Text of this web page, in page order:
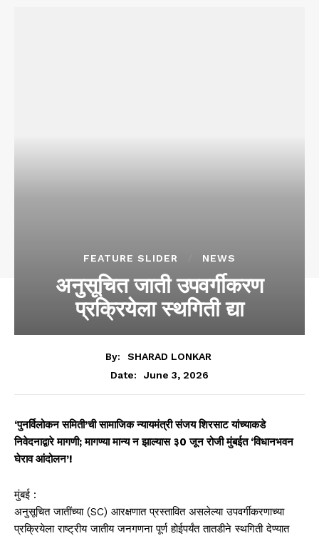
FEATURE SLIDER NEWS
अनुसूचित जाती उपवर्गीकरण
प्रक्रियेला स्थगिती द्या
By:
SHARAD LONKAR
Date:
June 3, 2026
‘पुनर्विलोकन समिती’ची सामाजिक न्यायमंत्री संजय शिरसाट यांच्याकडे
निवेदनाद्वारे मागणी; मागण्या मान्य न झाल्यास ३0 जून रोजी मुंबईत ‘विधानभवन
घेराव आंदोलन’!
मुंबई :
अनुसूचित जातींच्या (SC) आरक्षणात प्रस्तावित असलेल्या उपवर्गीकरणाच्या
प्रक्रियेला राष्ट्रीय जातीय जनगणना पूर्ण होईपर्यंत तातडीने स्थगिती देण्यात